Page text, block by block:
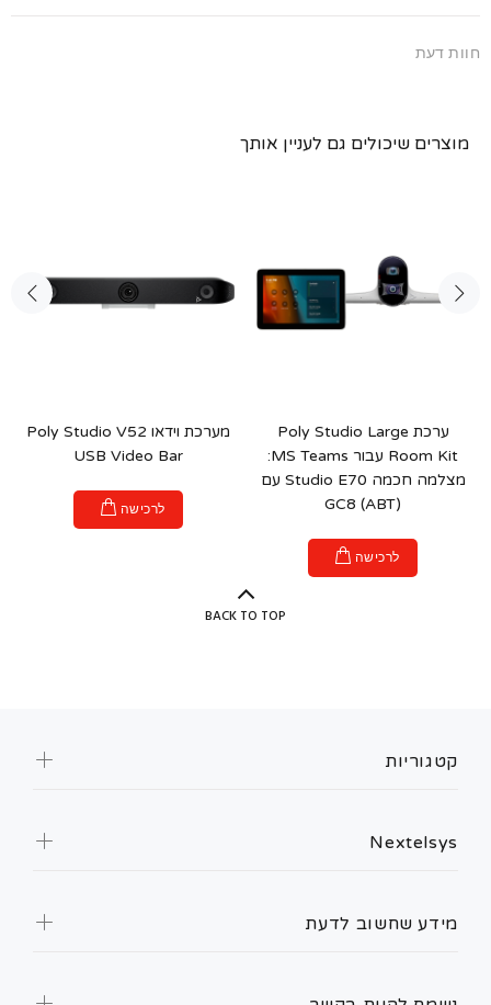
חוות דעת
מוצרים שיכולים גם לעניין אותך
מערכת וידאו Poly Studio V52
USB Video Bar
לרכישה
ערכת Poly Studio Large
Room Kit עבור MS Teams:
מצלמה חכמה Studio E70 עם
GC8 (ABT)
לרכישה
BACK TO TOP
קטגוריות
Nextelsys
מידע שחשוב לדעת